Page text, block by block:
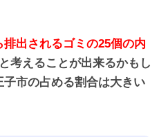
排出されるゴミの25個の内
と考えることが出来るかもし
市の占める割合は大きい